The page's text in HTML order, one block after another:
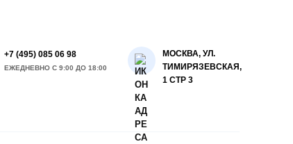
+7 (495) 085 06 98
ЕЖЕДНЕВНО С 9:00 ДО 18:00
МОСКВА, УЛ.
ТИМИРЯЗЕВСКАЯ,
1 СТР 3